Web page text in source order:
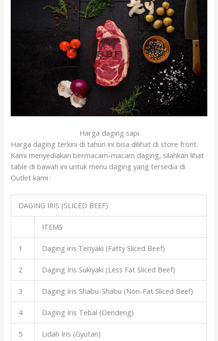
Harga daging sapi
Harga daging terkini di tahun ini bisa dilihat di store front.
Kami menyediakan bermacam-macam daging, silahkan lihat
table di bawah ini untuk menu daging yang tersedia di
Outlet kami :
DAGING IRIS (SLICED BEEF)
ITEMS
1 Daging iris Teriyaki (Fatty Sliced Beef)
2 Daging Iris Sukiyaki (Less Fat Sliced Beef)
3 Daging Iris Shabu-Shabu (Non-Fat Sliced Beef)
4 Daging Iris Tebal (Dendeng)
5 Lidah Iris (Gyutan)